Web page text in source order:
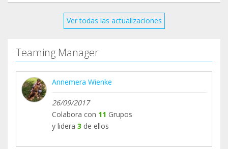
Happy New Year!Ver todas las actualizaciones
Teaming Manager
Annemera Wienke
26/09/2017
Colabora con 11 Grupos
y lidera 3 de ellos